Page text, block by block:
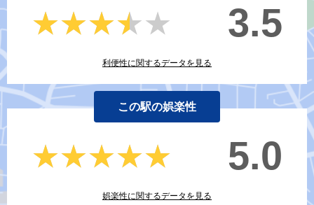
★★★★★
★★★★★ 3.5
利便性に関するデータを見る
この駅の娯楽性
★★★★★
★★★★★ 5.0
娯楽性に関するデータを見る